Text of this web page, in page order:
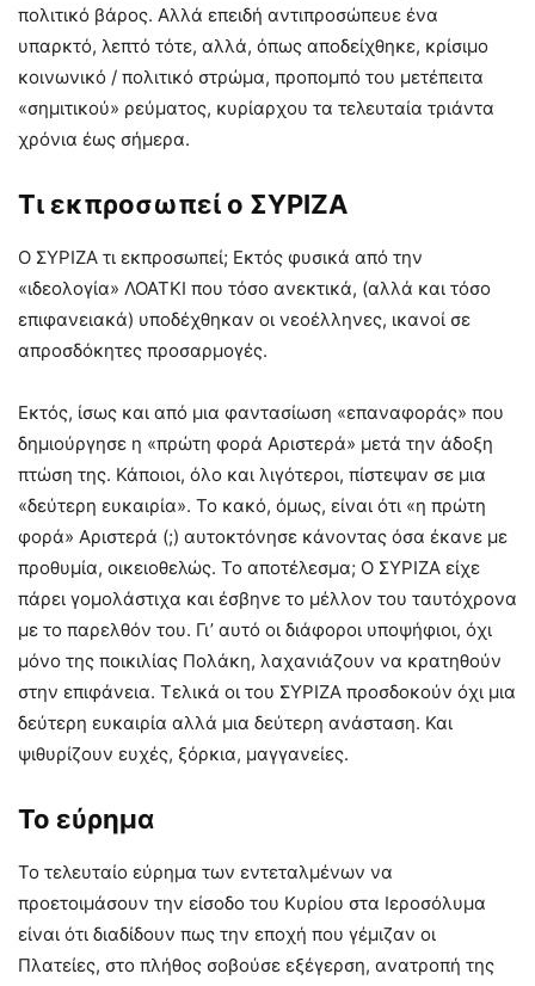
πολιτικό βάρος. Αλλά επειδή αντιπροσώπευε ένα
υπαρκτό, λεπτό τότε, αλλά, όπως αποδείχθηκε, κρίσιμο
κοινωνικό / πολιτικό στρώμα, προπομπό του μετέπειτα
«σημιτικού» ρεύματος, κυρίαρχου τα τελευταία τριάντα
χρόνια έως σήμερα.
Τι εκπροσωπεί ο ΣΥΡΙΖΑ
Ο ΣΥΡΙΖΑ τι εκπροσωπεί; Εκτός φυσικά από την
«ιδεολογία» ΛΟΑΤΚΙ που τόσο ανεκτικά, (αλλά και τόσο
επιφανειακά) υποδέχθηκαν οι νεοέλληνες, ικανοί σε
απροσδόκητες προσαρμογές.
Εκτός, ίσως και από μια φαντασίωση «επαναφοράς» που
δημιούργησε η «πρώτη φορά Αριστερά» μετά την άδοξη
πτώση της. Κάποιοι, όλο και λιγότεροι, πίστεψαν σε μια
«δεύτερη ευκαιρία». Το κακό, όμως, είναι ότι «η πρώτη
φορά» Αριστερά (;) αυτοκτόνησε κάνοντας όσα έκανε με
προθυμία, οικειοθελώς. Το αποτέλεσμα; Ο ΣΥΡΙΖΑ είχε
πάρει γομολάστιχα και έσβηνε το μέλλον του ταυτόχρονα
με το παρελθόν του. Γι’ αυτό οι διάφοροι υποψήφιοι, όχι
μόνο της ποικιλίας Πολάκη, λαχανιάζουν να κρατηθούν
στην επιφάνεια. Τελικά οι του ΣΥΡΙΖΑ προσδοκούν όχι μια
δεύτερη ευκαιρία αλλά μια δεύτερη ανάσταση. Και
ψιθυρίζουν ευχές, ξόρκια, μαγγανείες.
Το εύρημα
Το τελευταίο εύρημα των εντεταλμένων να
προετοιμάσουν την είσοδο του Κυρίου στα Ιεροσόλυμα
είναι ότι διαδίδουν πως την εποχή που γέμιζαν οι
Πλατείες, στο πλήθος σοβούσε εξέγερση, ανατροπή της